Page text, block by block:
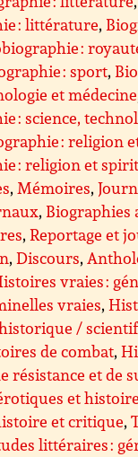
: littérature,
:
: sport,
et médecine
: science,
: religion
: religion et
,Mémoires,
, Biographies
,Reportage et
,Discours,
vraies :
vraies,
/
de combat,
résistance et de
et
et critique,
littéraires :